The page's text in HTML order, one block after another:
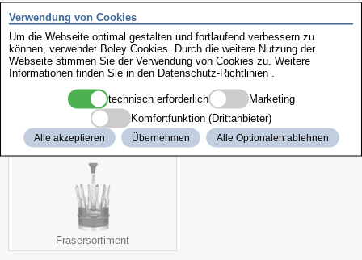
Name Rollensenker
Ausführung Sortiment
Art Drehsockel
Fabrikat
Boley
Inhalt 12 Stück
Art.-Nr. 514775
dazu passt
Fräsersortiment
Verwendung von Cookies
Um die Webseite optimal gestalten und fortlaufend verbessern zu
können, verwendet Boley Cookies. Durch die weitere Nutzung der
Webseite stimmen Sie der Verwendung von Cookies zu. Weitere
Informationen finden Sie in den Datenschutz-Richtlinien
technisch erforderlich
Marketing
Komfortfunktion (Drittanbieter)
Alle akzeptieren Übernehmen Alle Optionalen ablehnen